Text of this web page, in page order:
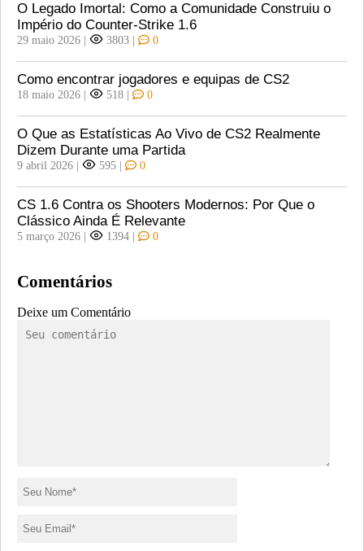
O Legado Imortal: Como a Comunidade Construiu o
Império do Counter-Strike 1.6
29 maio 2026 | 3803 | 0
Como encontrar jogadores e equipas de CS2
18 maio 2026 | 518 | 0
O Que as Estatísticas Ao Vivo de CS2 Realmente
Dizem Durante uma Partida
9 abril 2026 | 595 | 0
CS 1.6 Contra os Shooters Modernos: Por Que o
Clássico Ainda É Relevante
5 março 2026 | 1394 | 0
Comentários
Deixe um Comentário